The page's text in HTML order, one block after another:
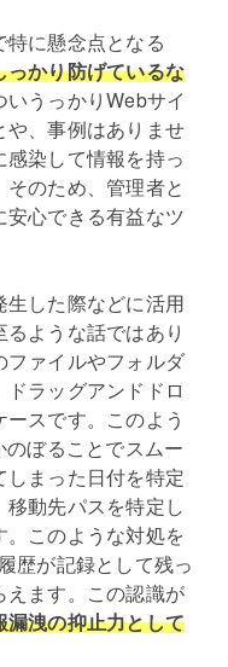
に懸念点となる
かり防げているな
うっかりWebサイ
や、事例はありませ
染して情報を持っ
のため、管理者と
安心できる有益なツ
した際などに活用
ような話ではあり
ファイルやフォルダ
ラッグアンドドロ
スです。このよう
ぼることでスムー
まった日付を特定
動先パスを特定し
このような対処を
歴が記録として残っ
ます。この認識が
洩の抑止力として